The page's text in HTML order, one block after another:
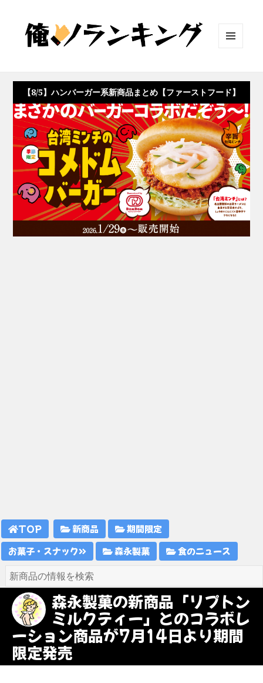
ット
【8/5】ハンバーガー系新商品まとめ【ファーストフード】
TOP 新商品
期間限定
お菓子・スナック
森永製菓 食のニュース
森永製菓の新商品「リプトン
ミルクティー」とのコラボレ
ーション商品が7月14日より期間
限定発売